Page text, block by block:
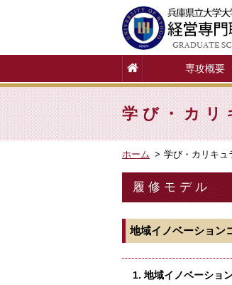
専攻概要
学び・カリ
ホーム 学び・カリキュ
履修モデル
地域イノベーション
1. 地域イノベーショ